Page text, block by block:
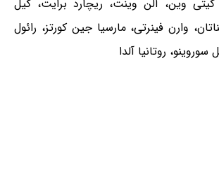
کیتی وین، آلن وینت، ریچارد برایت، کیل
وارن فینرتی، مارسیا جین کورتز، رائول
روتانیا آلدا